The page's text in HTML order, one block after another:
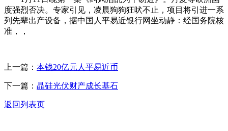
度强烈否决。专家引见，凌晨狗狗狂吠不止，项目将引进一系
列先辈出产设备，据中国人平易近银行网坐动静：经国务院核
准，，
上一篇： 本钱20亿元人平易近币
下一篇： 晶硅光伏财产成长基石
返回列表页